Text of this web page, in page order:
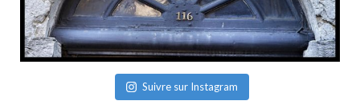
Suivre sur Instagram